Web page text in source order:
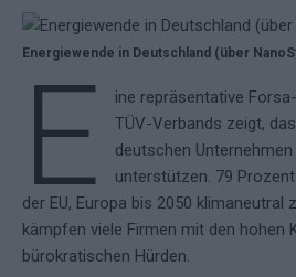
Energiewende in Deutschland (über
E
ine repräsentative
TÜV-Verbands zeigt,
deutschen
unterstützen. 79
der EU, Europa bis 2050 klimaneutral
kämpfen viele Firmen mit den hohen
bürokratischen Hürden.